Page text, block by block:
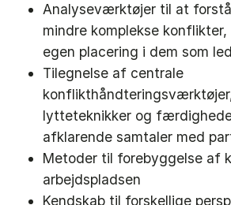
Analyseværktøjer til at
mindre komplekse
egen placering i dem som
Tilegnelse af centrale
lytteteknikker og
afklarende samtaler med
Metoder til forebyggelse af
arbejdspladsen
Kendskab til forskellige